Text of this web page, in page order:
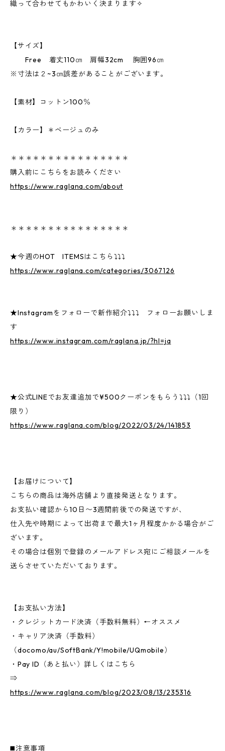
織って合わせてもかわいく決まります✧
【サイズ】
Free 着丈110㎝ 肩幅32cm 胸囲96㎝
※寸法は２~3㎝誤差があることがございます。
【素材】コットン100％
【カラー】＊ベージュのみ
＊＊＊＊＊＊＊＊＊＊＊＊＊＊＊＊
購入前にこちらをお読みください
https://www.raglana.com/about
＊＊＊＊＊＊＊＊＊＊＊＊＊＊＊＊
★今週のHOT ITEMSはこちら⤵⤵⤵
https://www.raglana.com/categories/3067126
★Instagramをフォローで新作紹介⤵⤵⤵ フォローお願いしま
す
https://www.instagram.com/raglana.jp/?hl=ja
★公式LINEでお友達追加で¥500クーポンをもらう⤵⤵⤵（1回
限り）
https://www.raglana.com/blog/2022/03/24/141853
【お届けについて】
こちらの商品は海外店舗より直接発送となります。
お支払い確認から10日〜3週間前後での発送ですが、
仕入先や時期によって出荷まで最大1ヶ月程度かかる場合がご
ざいます。
その場合は個別で登録のメールアドレス宛にご相談メールを
送らさせていただいております。
【お支払い方法】
・クレジットカード決済（手数料無料）←オススメ
・キャリア決済（手数料）
（docomo/au/SoftBank/Y!mobile/UQmobile）
・Pay ID（あと払い）詳しくはこちら
⇒
https://www.raglana.com/blog/2023/08/13/235316
◼️注意事項